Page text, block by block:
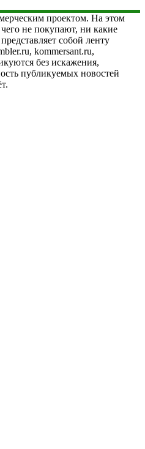
проектом. На этом
не покупают, ни какие
собой ленту
kommersant.ru,
без искажения,
публикуемых новостей